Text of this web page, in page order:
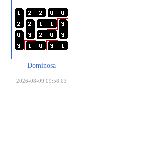
Dominosa
2026-08-09 09:58:03